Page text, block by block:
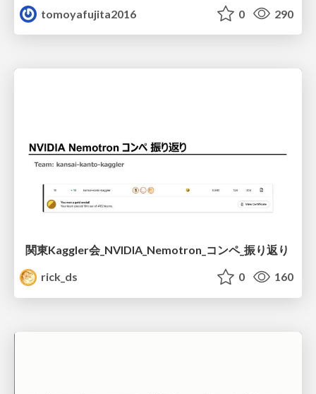
tomoyafujita2016
0 290
関東Kaggler会_NVIDIA_Nemotron_コンペ_振り返り
rick_ds
0 160